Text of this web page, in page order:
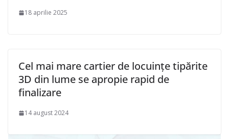
18 aprilie 2025
Cel mai mare cartier de locuințe tipărite
3D din lume se apropie rapid de
finalizare
14 august 2024